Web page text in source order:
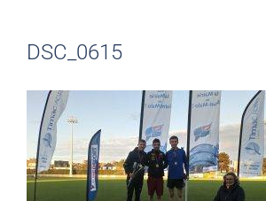
DSC_0615